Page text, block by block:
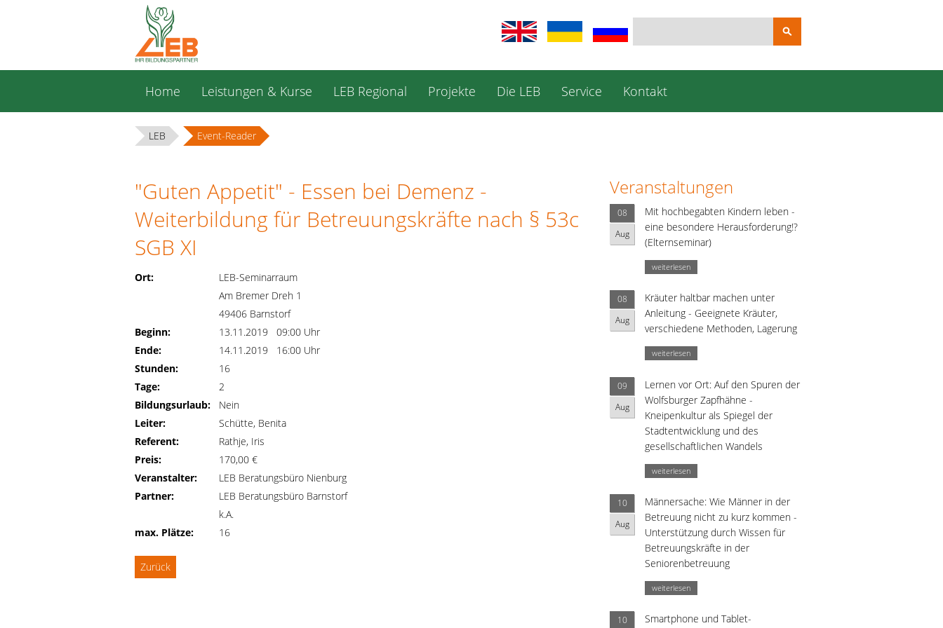
Suchbegriffe
überspringen
Home Leistungen & Kurse LEB Regional Projekte Die LEB Service Kontakt
LEB Event-Reader
"Guten Appetit" - Essen bei Demenz -
Weiterbildung für Betreuungskräfte nach § 53c
SGB XI
Ort:
LEB-Seminarraum
Am Bremer Dreh 1
49406 Barnstorf
Beginn:
13.11.2019 09:00 Uhr
Ende:
14.11.2019 16:00 Uhr
Stunden:
16
Tage:
2
Bildungsurlaub:
Nein
Leiter:
Schütte, Benita
Referent:
Rathje, Iris
Preis:
170,00 €
Veranstalter:
LEB Beratungsbüro Nienburg
Partner:
LEB Beratungsbüro Barnstorf
k.A.
max. Plätze:
16
Zurück
Veranstaltungen
08
Aug
Mit hochbegabten Kindern leben -
eine besondere Herausforderung!?
(Elternseminar)
weiterlesen
08
Aug
Kräuter haltbar machen unter
Anleitung - Geeignete Kräuter,
verschiedene Methoden, Lagerung
weiterlesen
09
Aug
Lernen vor Ort: Auf den Spuren der
Wolfsburger Zapfhähne -
Kneipenkultur als Spiegel der
Stadtentwicklung und des
gesellschaftlichen Wandels
weiterlesen
10
Aug
Männersache: Wie Männer in der
Betreuung nicht zu kurz kommen -
Unterstützung durch Wissen für
Betreuungskräfte in der
Seniorenbetreuung
weiterlesen
10
Smartphone und Tablet-